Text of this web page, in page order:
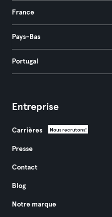
France
Pays-Bas
Portugal
Entreprise
Carrières Nous recrutons!
Presse
Contact
Blog
Notre marque